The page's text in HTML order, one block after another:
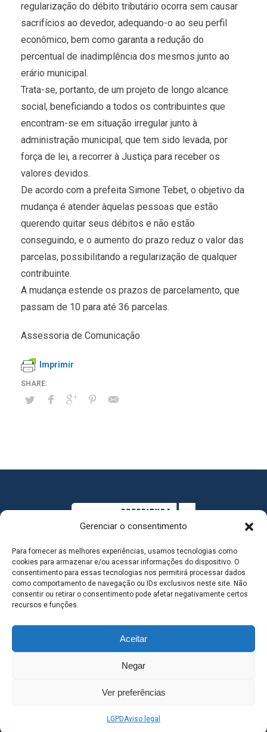
Gerenciar o consentimento
Para fornecer as melhores experiências, usamos tecnologias como
cookies para armazenar e/ou acessar informações do dispositivo. O
consentimento para essas tecnologias nos permitirá processar dados
como comportamento de navegação ou IDs exclusivos neste site. Não
consentir ou retirar o consentimento pode afetar negativamente certos
recursos e funções.
Aceitar
Negar
Ver preferências
LGPDAviso legal
regularização do débito tributário ocorra sem causar
sacrifícios ao devedor, adequando-o ao seu perfil
econômico, bem como garanta a redução do
percentual de inadimplência dos mesmos junto ao
erário municipal.
Trata-se, portanto, de um projeto de longo alcance
social, beneficiando a todos os contribuintes que
encontram-se em situação irregular junto à
administração municipal, que tem sido levada, por
força de lei, a recorrer à Justiça para receber os
valores devidos.
De acordo com a prefeita Simone Tebet, o objetivo da
mudança é atender àquelas pessoas que estão
querendo quitar seus débitos e não estão
conseguindo, e o aumento do prazo reduz o valor das
parcelas, possibilitando a regularização de qualquer
contribuinte.
A mudança estende os prazos de parcelamento, que
passam de 10 para até 36 parcelas.
Assessoria de Comunicação
Imprimir
MAPA DO SITE
SEDE DO ADMINISTRATIVO MUNICIPAL - Avenida